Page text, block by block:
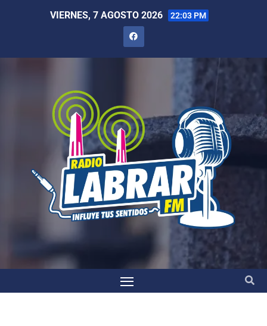
VIERNES, 7 AGOSTO 2026 22:03 PM